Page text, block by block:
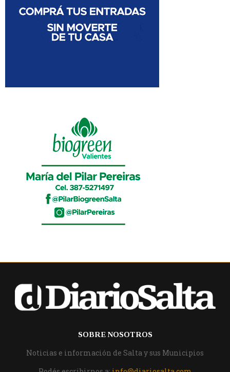
SOBRE NOSOTROS
Noticias e información de Salta y sus Municipios